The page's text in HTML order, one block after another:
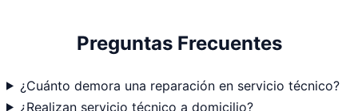
Preguntas Frecuentes
¿Cuánto demora una reparación en servicio técnico?
¿Realizan servicio técnico a domicilio?